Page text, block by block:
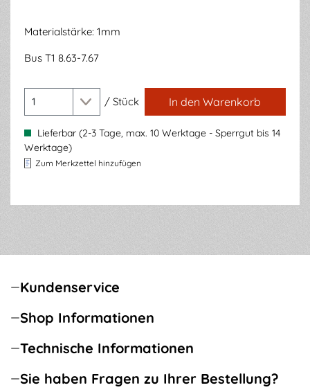
Materialstärke: 1mm
Bus T1 8.63-7.67
/ Stück In den Warenkorb
Lieferbar (2-3 Tage, max. 10 Werktage - Sperrgut bis 14
Werktage)
Zum Merkzettel hinzufügen
Kundenservice
Shop Informationen
Technische Informationen
Sie haben Fragen zu Ihrer Bestellung?